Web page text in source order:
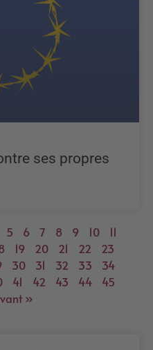
ses propres
5 6 7 8 9 10
11
19 20 21 22
23
30 31 32 33
34
41 42 43 44
45
»